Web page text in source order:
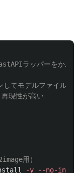
ラッパーをかぶせ
モデルファイルをイ
現性が高い
用）
-y
--no-